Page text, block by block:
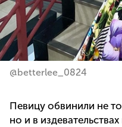
@betterlee_0824
Певицу обвинили не
но и в